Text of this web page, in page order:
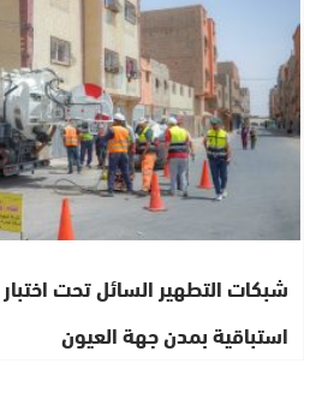
شبكات التطهير السائل تحت
استباقية بمدن جهة العيون